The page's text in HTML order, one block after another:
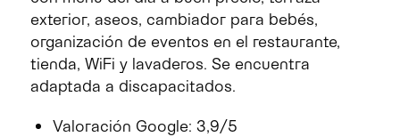
exterior, aseos, cambiador para bebés,
organización de eventos en el restaurante,
tienda, WiFi y lavaderos. Se encuentra
adaptada a discapacitados.
Valoración Google: 3,9/5